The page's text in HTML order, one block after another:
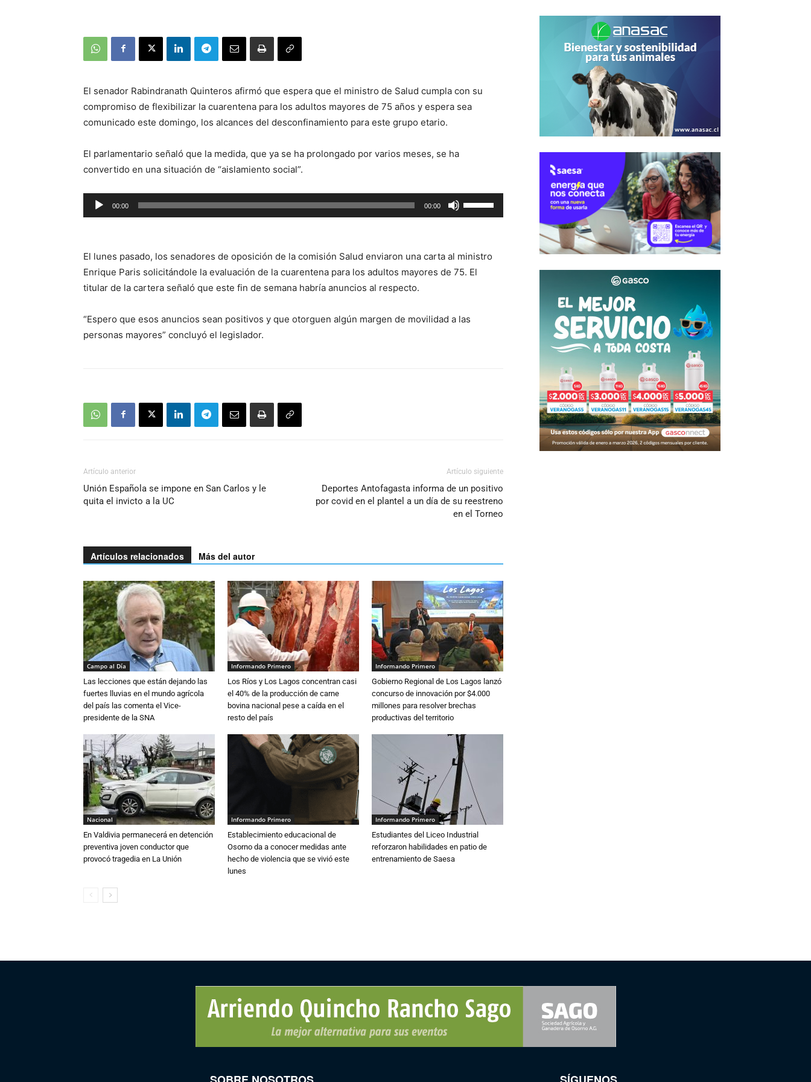
El senador Rabindranath Quinteros afirmó que espera que el ministro de Salud cumpla con su
compromiso de flexibilizar la cuarentena para los adultos mayores de 75 años y espera sea
comunicado este domingo, los alcances del desconfinamiento para este grupo etario.
El parlamentario señaló que la medida, que ya se ha prolongado por varios meses, se ha
convertido en una situación de “aislamiento social”.
Reproductor
de
00:00 00:00
las
flecha
arriba/abajo
o
El lunes pasado, los senadores de oposición de la comisión Salud enviaron una carta al ministro
Enrique Paris solicitándole la evaluación de la cuarentena para los adultos mayores de 75. El
titular de la cartera señaló que este fin de semana habría anuncios al respecto.
“Espero que esos anuncios sean positivos y que otorguen algún margen de movilidad a las
personas mayores” concluyó el legislador.
Artículo anterior
Unión Española se impone en San Carlos y le
quita el invicto a la UC
Artículo siguiente
Deportes Antofagasta informa de un positivo
por covid en el plantel a un día de su reestreno
en el Torneo
Artículos relacionados Más del autor
Campo al Día
Las lecciones que están dejando las
fuertes lluvias en el mundo agrícola
del país las comenta el Vice-
presidente de la SNA
Informando Primero
Los Ríos y Los Lagos concentran casi
el 40% de la producción de carne
bovina nacional pese a caída en el
resto del país
Informando Primero
Gobierno Regional de Los Lagos lanzó
concurso de innovación por $4.000
millones para resolver brechas
productivas del territorio
Nacional
En Valdivia permanecerá en detención
preventiva joven conductor que
provocó tragedia en La Unión
Informando Primero
Establecimiento educacional de
Osorno da a conocer medidas ante
hecho de violencia que se vivió este
lunes
Informando Primero
Estudiantes del Liceo Industrial
reforzaron habilidades en patio de
entrenamiento de Saesa